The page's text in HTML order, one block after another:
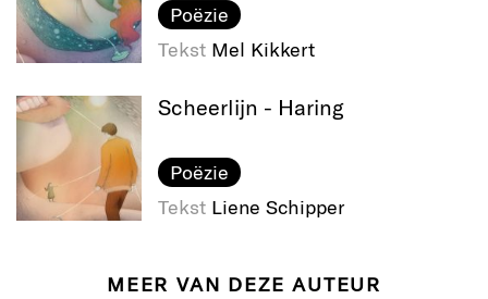
Poëzie
Tekst Mel Kikkert
Scheerlijn - Haring
Poëzie
Tekst Liene Schipper
MEER VAN DEZE AUTEUR